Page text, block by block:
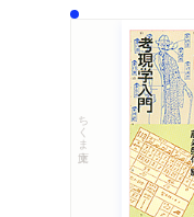
ちくま文庫